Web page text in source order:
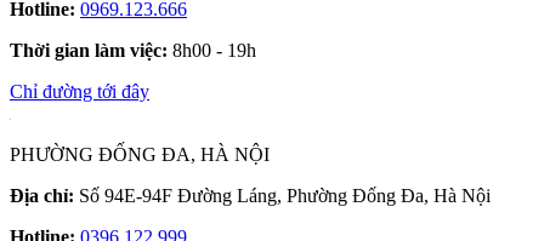
Hotline: 0969.123.666
Thời gian làm việc: 8h00 - 19h
Chỉ đường tới đây
PHƯỜNG ĐỐNG ĐA, HÀ NỘI
Địa chỉ: Số 94E-94F Đường Láng, Phường Đống Đa, Hà Nội
Hotline: 0396.122.999